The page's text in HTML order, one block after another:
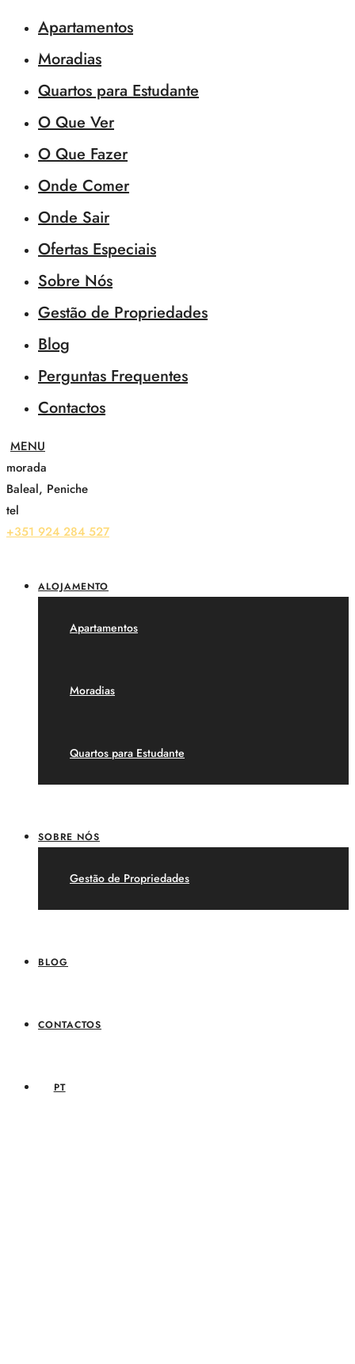
Apartamentos
Moradias
Quartos para Estudante
O Que Ver
O Que Fazer
Onde Comer
Onde Sair
Ofertas Especiais
Sobre Nós
Gestão de Propriedades
Blog
Perguntas Frequentes
Contactos
morada
Baleal, Peniche
tel
+351 924 284 527
ALOJAMENTO
Apartamentos
Moradias
Quartos para Estudante
SOBRE NÓS
Gestão de Propriedades
BLOG
CONTACTOS
PT